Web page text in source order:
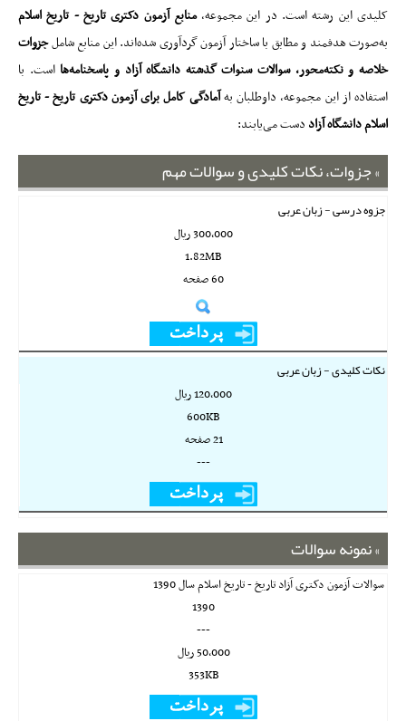
کلیدی این رشته است. در این مجموعه،منابع آزمون دکتری تاریخ - تاریخ اسلام
به‌صورت هدفمند و مطابق با ساختار آزمون گردآوری شده‌اند. این منابع شاملجزوات
خلاصه و نکته‌محور، سوالات سنوات گذشته دانشگاه آزاد و پاسخنامه‌ها است. با
استفاده از این مجموعه، داوطلبان بهآمادگی کامل برای آزمون دکتری تاریخ - تاریخ
اسلام دانشگاه آزاد دست می‌یابند:
جزوات، نکات کلیدی و سوالات مهم
جزوه درسی - زبان عربی
300,000 ريال
1.82MB
60 صفحه
نکات کلیدی - زبان عربی
120,000 ريال
600KB
21 صفحه
---
نمونه سوالات
سوالات آزمون دکتری آزاد تاریخ - تاریخ اسلام سال 1390
1390
---
50,000 ريال
353KB